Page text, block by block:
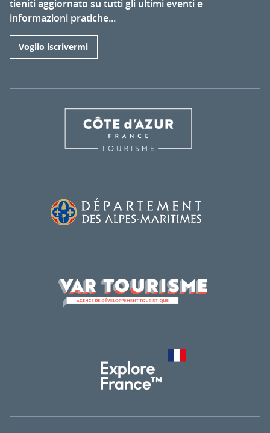
tieniti aggiornato su tutti gli ultimi eventi e
informazioni pratiche...
Voglio iscrivermi